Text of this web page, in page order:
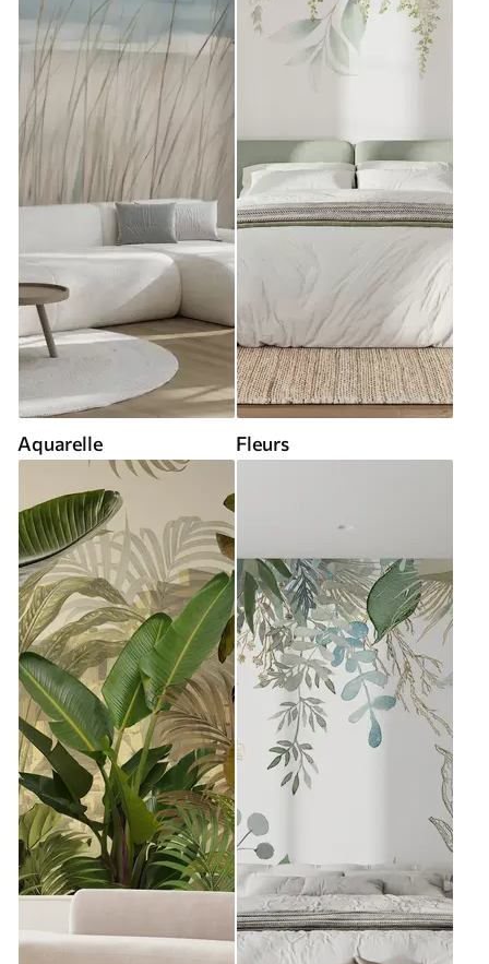
Aquarelle Fleurs